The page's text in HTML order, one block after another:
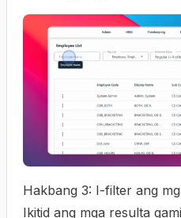
Hakbang 3: I-filter ang
Ikitid ang mga resulta